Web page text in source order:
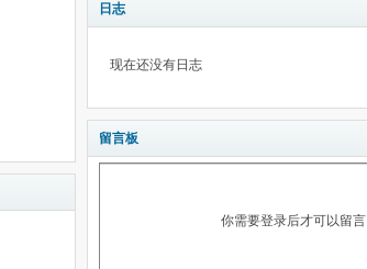
日志
现在还没有日志
留言板
你需要登录后才可以留言